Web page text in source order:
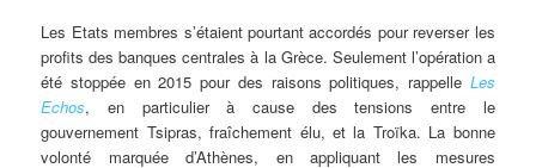
Les Etats membres s’étaient pourtant accordés pour reverser les
profits des banques centrales à la Grèce. Seulement l’opération a
été stoppée en 2015 pour des raisons politiques, rappelle Les
Echos, en particulier à cause des tensions entre le
gouvernement Tsipras, fraîchement élu, et la Troïka. La bonne
volonté marquée d’Athènes, en appliquant les mesures